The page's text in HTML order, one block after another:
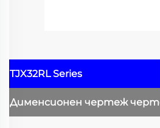
TJX32RL Series
Дименсионен чертеж